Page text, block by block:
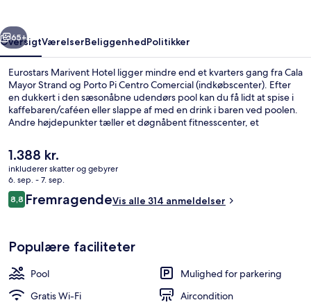
Næste
65+
OversigtVærelserBeliggenhedPolitikker
Eurostars Marivent Hotel ligger mindre end et kvarters gang fra Cala
Mayor Strand og Porto Pi Centro Comercial (indkøbscenter). Efter
en dukkert i den sæsonåbne udendørs pool kan du få lidt at spise i
kaffebaren/caféen eller slappe af med en drink i baren ved poolen.
Andre højdepunkter tæller et døgnåbent fitnesscenter, et
Den
nuværende
pris
er
1.388 kr.
1.388 kr.
inkluderer skatter og gebyrer
6. sep. - 7. sep.
Anmeldelser
8,88,8 ud af 10.
FremragendeVis alle 314 anmeldelser
Populære faciliteter
Pool
Mulighed for parkering
Gratis Wi-Fi
Aircondition